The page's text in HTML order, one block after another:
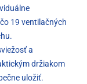
19 ventilačných
a
držiakom
uložiť.